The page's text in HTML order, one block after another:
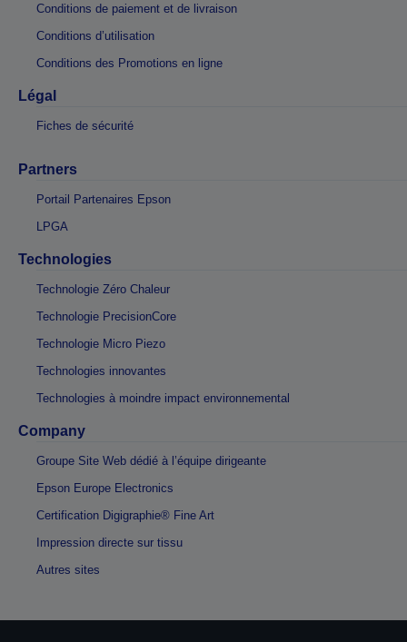
Conditions de paiement et de livraison
Conditions d’utilisation
Conditions des Promotions en ligne
Légal
Fiches de sécurité
Partners
Portail Partenaires Epson
LPGA
Technologies
Technologie Zéro Chaleur
Technologie PrecisionCore
Technologie Micro Piezo
Technologies innovantes
Technologies à moindre impact environnemental
Company
Groupe Site Web dédié à l’équipe dirigeante
Epson Europe Electronics
Certification Digigraphie® Fine Art
Impression directe sur tissu
Autres sites